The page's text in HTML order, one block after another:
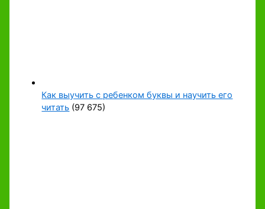
Как выучить с ребенком буквы и научить его
читать (97 675)